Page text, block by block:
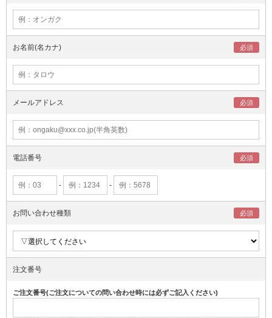
お名前(名カナ)
メールアドレス
電話番号
- -
お問い合わせ種類
注文番号
ご注文番号(ご注文についての問い合わせ時には必ずご記入ください)